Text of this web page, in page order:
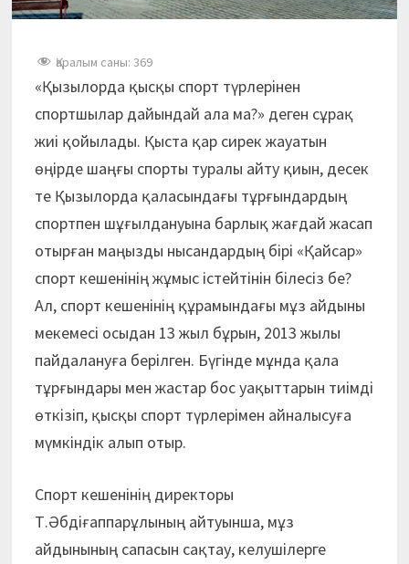
Қаралым саны: 369
«Қызылорда қысқы спорт түрлерінен
спортшылар дайындай ала ма?» деген сұрақ
жиі қойылады. Қыста қар сирек жауатын
өңірде шаңғы спорты туралы айту қиын, десек
те Қызылорда қаласындағы тұрғындардың
спортпен шұғылдануына барлық жағдай жасап
отырған маңызды нысандардың бірі «Қайсар»
спорт кешенінің жұмыс істейтінін білесіз бе?
Ал, спорт кешенінің құрамындағы мұз айдыны
мекемесі осыдан 13 жыл бұрын, 2013 жылы
пайдалануға берілген. Бүгінде мұнда қала
тұрғындары мен жастар бос уақыттарын тиімді
өткізіп, қысқы спорт түрлерімен айналысуға
мүмкіндік алып отыр.
Спорт кешенінің директоры
Т.Әбдіғаппарұлының айтуынша, мұз
айдынының сапасын сақтау, келушілерге